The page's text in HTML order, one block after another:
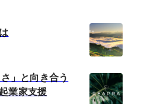
さ」と向き合う
業家支援